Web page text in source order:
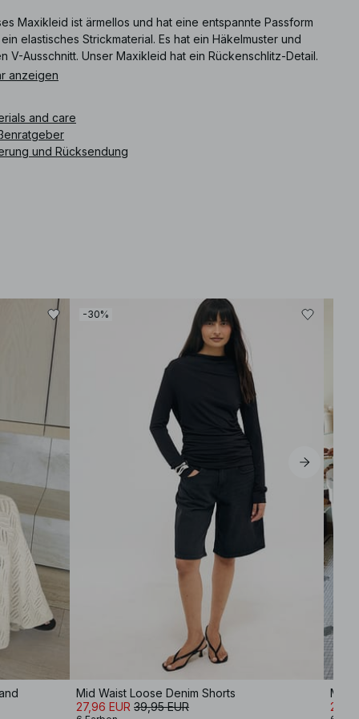
Maxikleid ist ärmellos und hat eine entspannte Passform
elastisches Strickmaterial. Es hat ein Häkelmuster und
V-Ausschnitt. Unser Maxikleid hat ein Rückenschlitz-Detail.
beachten Sie, dass dieser Artikel sich mit der Zeit dehnen und
:1100-011376-0041
anzeigen
and care
und Rücksendung
-30%
Mid Waist Loose Denim Shorts
27,96 EUR 39,95 EUR
Mid